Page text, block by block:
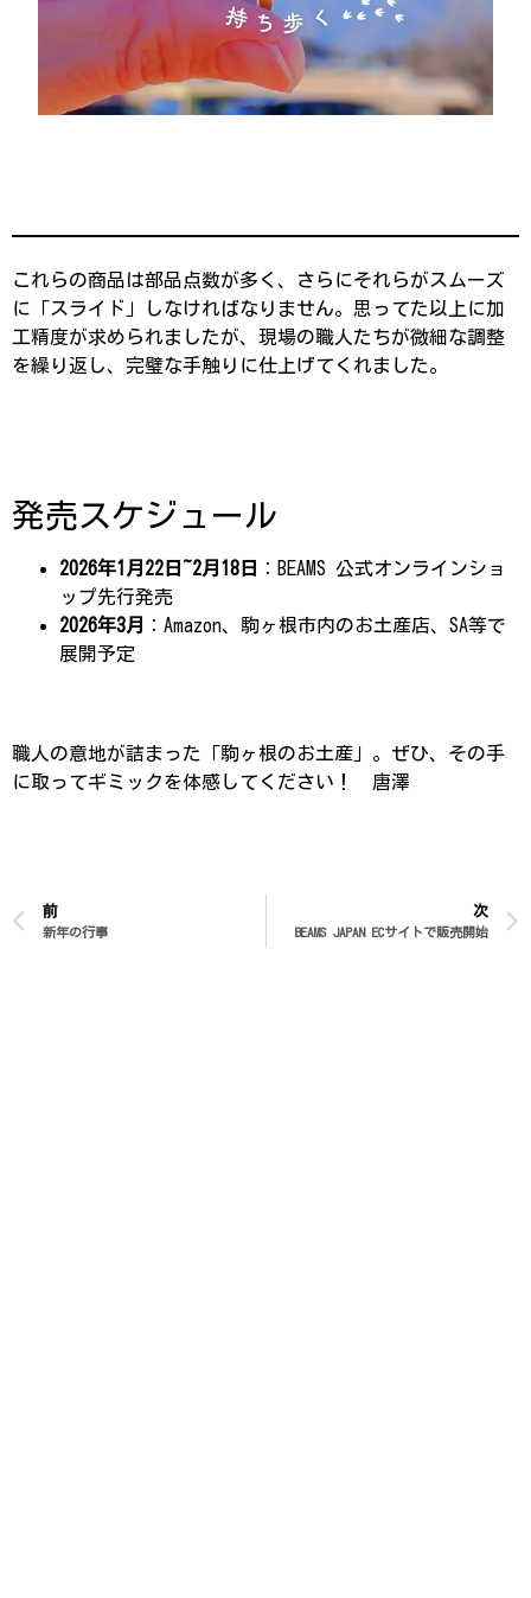
これらの商品は部品点数が多く、さらにそれらがスムーズ
に「スライド」しなければなりません。思ってた以上に加
工精度が求められましたが、現場の職人たちが微細な調整
を繰り返し、完璧な手触りに仕上げてくれました。
発売スケジュール
2026年1月22日~2月18日
：BEAMS 公式オンラインショ
ップ先行発売
2026年3月
：Amazon、駒ヶ根市内のお土産店、SA等で
展開予定
職人の意地が詰まった「駒ヶ根のお土産」。ぜひ、その手
に取ってギミックを体感してください！ 唐澤
前
新年の行事
次
BEAMS JAPAN ECサイトで販売開始